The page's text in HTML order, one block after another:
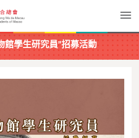
[推介]”第七屆博物館學生研究員”招募‏活動